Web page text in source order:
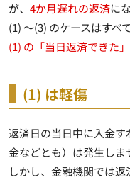
が、 4か月遅れの返済に
(1) ～(3) のケースはすべ
(1) の「当日返済できた
(1) は軽傷
返済日の当日中に入金
金などとも）は発生しま
しかし、金融機関では